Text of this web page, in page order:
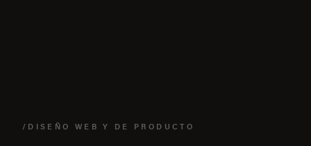
/DISEÑO WEB Y DE PRODUCTO